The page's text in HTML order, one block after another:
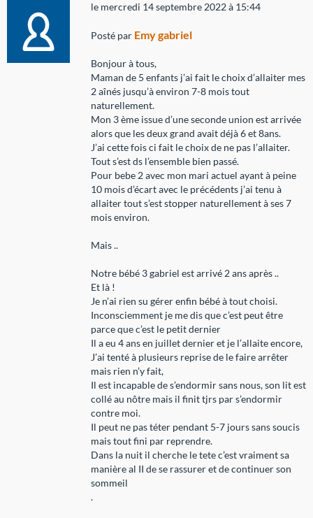
le mercredi 14 septembre 2022 à 15:44
Posté par Emy gabriel
Bonjour à tous,
Maman de 5 enfants j’ai fait le choix d’allaiter mes
2 aînés jusqu’à environ 7-8 mois tout
naturellement.
Mon 3 ème issue d’une seconde union est arrivée
alors que les deux grand avait déjà 6 et 8ans.
J’ai cette fois ci fait le choix de ne pas l’allaiter.
Tout s’est ds l’ensemble bien passé.
Pour bebe 2 avec mon mari actuel ayant à peine
10 mois d’écart avec le précédents j’ai tenu à
allaiter tout s’est stopper naturellement à ses 7
mois environ.
Mais ..
Notre bébé 3 gabriel est arrivé 2 ans après ..
Et là !
Je n’ai rien su gérer enfin bébé à tout choisi.
Inconsciemment je me dis que c’est peut être
parce que c’est le petit dernier
Il a eu 4 ans en juillet dernier et je l’allaite encore,
J’ai tenté à plusieurs reprise de le faire arrêter
mais rien n’y fait,
Il est incapable de s’endormir sans nous, son lit est
collé au nôtre mais il finit tjrs par s’endormir
contre moi.
Il peut ne pas téter pendant 5-7 jours sans soucis
mais tout fini par reprendre.
Dans la nuit il cherche le tete c’est vraiment sa
manière al II de se rassurer et de continuer son
sommeil
.